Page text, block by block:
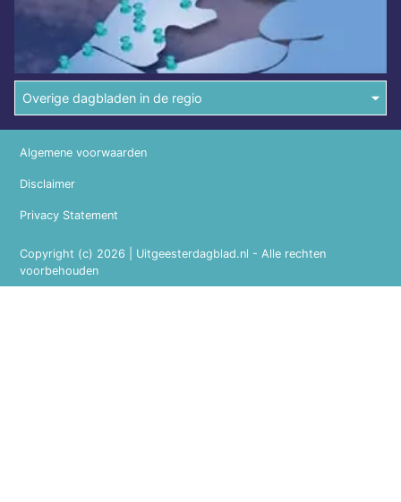
Overige dagbladen in de regio
Copyright (c) 2026 | Uitgeesterdagblad.nl - Alle rechten
voorbehouden
Algemene voorwaarden
Disclaimer
Privacy Statement